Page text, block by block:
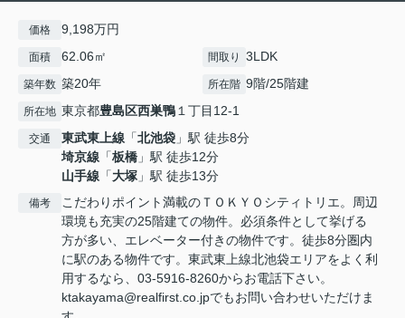
価格 9,198万円
面積 62.06㎡ 間取り 3LDK
築年数 築20年 所在階 9階/25階建
所在地 東京都豊島区西巣鴨１丁目12-1
交通 東武東上線 「北池袋 」駅 徒歩8分
埼京線 「板橋 」駅 徒歩12分
山手線 「大塚 」駅 徒歩13分
備考
こだわりポイント満載のＴＯＫＹＯシティトリエ。周辺
環境も充実の25階建ての物件。必須条件として挙げる
方が多い、エレベーター付きの物件です。徒歩8分圏内
に駅のある物件です。東武東上線北池袋エリアをよく利
用するなら、03-5916-8260からお電話下さい。
ktakayama@realfirst.co.jpでもお問い合わせいただけま